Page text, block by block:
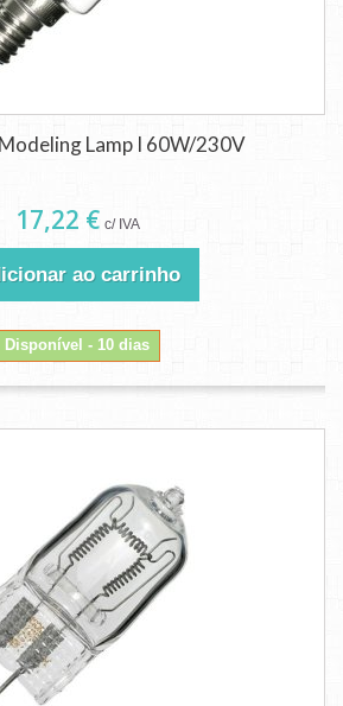
Lamp I 60W/230V
17,22 € c/ IVA
ao carrinho
Disponível - 10 dias